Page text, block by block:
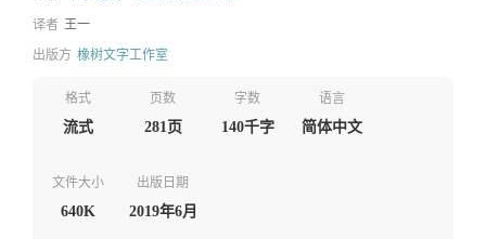
译者 王一
出版方 橡树文字工作室
格式
流式
页数
281页
字数
140千字
语言
简体中文
文件大小
640K
出版日期
2019年6月